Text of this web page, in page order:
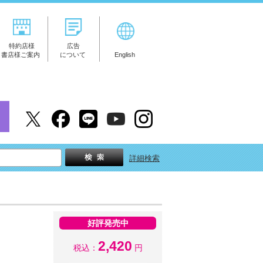
特約店様
書店様ご案内
広告
について
English
詳細検索
好評発売中
税込： 2,420 円